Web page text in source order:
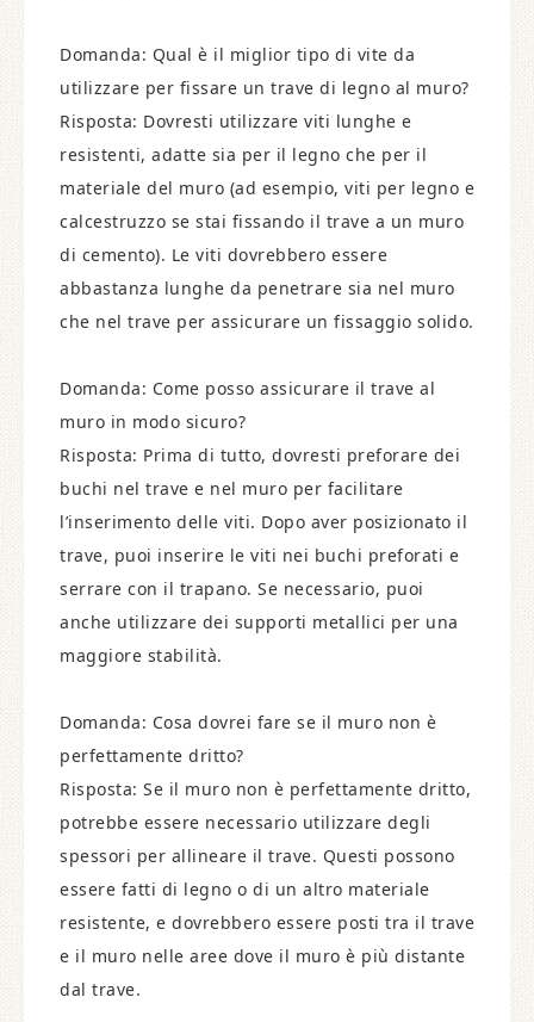
Domanda: Qual è il miglior tipo di vite da
utilizzare per fissare un trave di legno al muro?
Risposta: Dovresti utilizzare viti lunghe e
resistenti, adatte sia per il legno che per il
materiale del muro (ad esempio, viti per legno e
calcestruzzo se stai fissando il trave a un muro
di cemento). Le viti dovrebbero essere
abbastanza lunghe da penetrare sia nel muro
che nel trave per assicurare un fissaggio solido.
Domanda: Come posso assicurare il trave al
muro in modo sicuro?
Risposta: Prima di tutto, dovresti preforare dei
buchi nel trave e nel muro per facilitare
l’inserimento delle viti. Dopo aver posizionato il
trave, puoi inserire le viti nei buchi preforati e
serrare con il trapano. Se necessario, puoi
anche utilizzare dei supporti metallici per una
maggiore stabilità.
Domanda: Cosa dovrei fare se il muro non è
perfettamente dritto?
Risposta: Se il muro non è perfettamente dritto,
potrebbe essere necessario utilizzare degli
spessori per allineare il trave. Questi possono
essere fatti di legno o di un altro materiale
resistente, e dovrebbero essere posti tra il trave
e il muro nelle aree dove il muro è più distante
dal trave.